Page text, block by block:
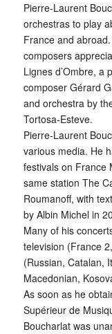
Pierre-Laurent
orchestras to play
France and
composers
Lignes d’Ombre, a
composer Gérard
and orchestra by
Tortosa-Esteve.
Pierre-Laurent
various media. He
festivals on France
same station The
Roumanoﬀ, with
by Albin Michel in
Many of his
television (France
(Russian, Catalan,
Macedonian,
As soon as he
Supérieur de
Boucharlat was